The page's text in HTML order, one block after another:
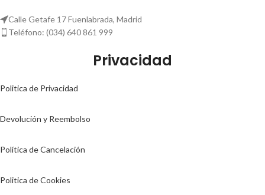
Calle Getafe 17 Fuenlabrada, Madrid
Teléfono: (034) 640 861 999
Privacidad
Politica de Privacidad
Devolución y Reembolso
Política de Cancelación
Politica de Cookies